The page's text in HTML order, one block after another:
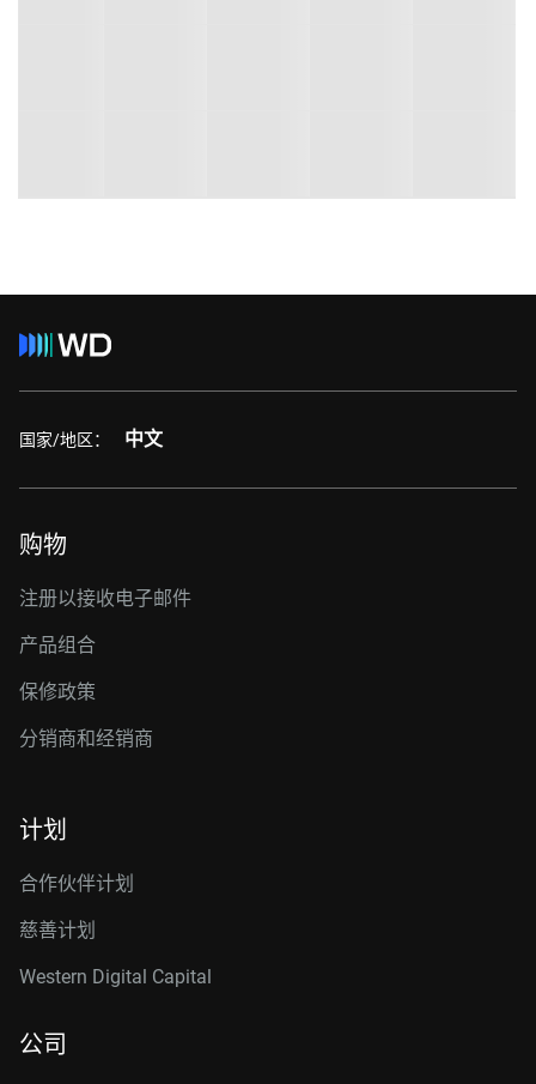
国家/地区： 中文
购物
注册以接收电子邮件
产品组合
保修政策
分销商和经销商
计划
合作伙伴计划
慈善计划
Western Digital Capital
公司